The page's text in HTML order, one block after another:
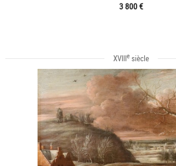
3 800 €
XVIIIe siècle